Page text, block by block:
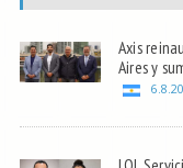
Axis
Aires y